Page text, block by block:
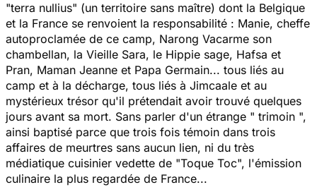
"terra nullius" (un territoire sans maître) dont la Belgique
et la France se renvoient la responsabilité : Manie, cheffe
autoproclamée de ce camp, Narong Vacarme son
chambellan, la Vieille Sara, le Hippie sage, Hafsa et
Pran, Maman Jeanne et Papa Germain... tous liés au
camp et à la décharge, tous liés à Jimcaale et au
mystérieux trésor qu'il prétendait avoir trouvé quelques
jours avant sa mort. Sans parler d'un étrange " trimoin ",
ainsi baptisé parce que trois fois témoin dans trois
affaires de meurtres sans aucun lien, ni du très
médiatique cuisinier vedette de "Toque Toc", l'émission
culinaire la plus regardée de France...